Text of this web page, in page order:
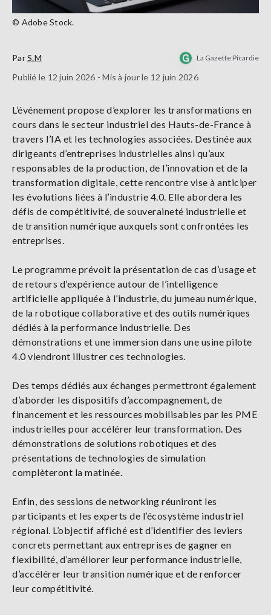
© Adobe Stock.
ParS.M La Gazette Picardie
Publié le 12 juin 2026 - Mis à jour le 12 juin 2026
L’événement propose d’explorer les transformations en
cours dans le secteur industriel des Hauts-de-France à
travers l’IA et les technologies associées. Destinée aux
dirigeants d’entreprises industrielles ainsi qu’aux
responsables de la production, de l’innovation et de la
transformation digitale, cette rencontre vise à anticiper
les évolutions liées à l’industrie 4.0. Elle abordera les
défis de compétitivité, de souveraineté industrielle et
de transition numérique auxquels sont confrontées les
entreprises.
Le programme prévoit la présentation de cas d’usage et
de retours d’expérience autour de l’intelligence
artificielle appliquée à l’industrie, du jumeau numérique,
de la robotique collaborative et des outils numériques
dédiés à la performance industrielle. Des
démonstrations et une immersion dans une usine pilote
4.0 viendront illustrer ces technologies.
Des temps dédiés aux échanges permettront également
d’aborder les dispositifs d’accompagnement, de
financement et les ressources mobilisables par les PME
industrielles pour accélérer leur transformation. Des
démonstrations de solutions robotiques et des
présentations de technologies de simulation
complèteront la matinée.
Enfin, des sessions de networking réuniront les
participants et les experts de l’écosystème industriel
régional. L’objectif affiché est d’identifier des leviers
concrets permettant aux entreprises de gagner en
flexibilité, d’améliorer leur performance industrielle,
d’accélérer leur transition numérique et de renforcer
leur compétitivité.